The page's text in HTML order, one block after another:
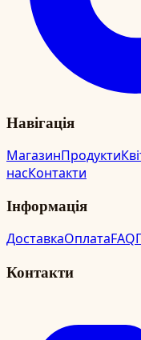
Навігація
МагазинПродукти
насКонтакти
Інформація
ДоставкаОплатаFAQ
Контакти